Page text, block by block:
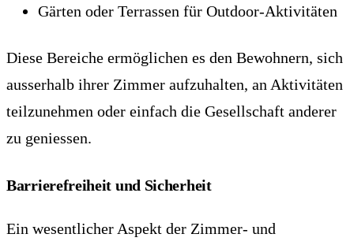
Gärten oder Terrassen für Outdoor-Aktivitäten
Diese Bereiche ermöglichen es den Bewohnern, sich
ausserhalb ihrer Zimmer aufzuhalten, an Aktivitäten
teilzunehmen oder einfach die Gesellschaft anderer
zu geniessen.
Barrierefreiheit und Sicherheit
Ein wesentlicher Aspekt der Zimmer- und